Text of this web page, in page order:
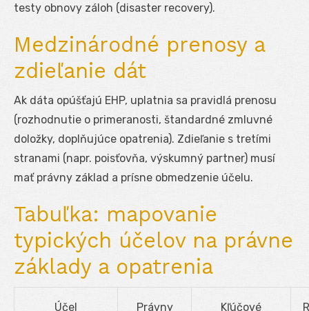
testy obnovy záloh (disaster recovery).
Medzinárodné prenosy a
zdieľanie dát
Ak dáta opúšťajú EHP, uplatnia sa pravidlá prenosu
(rozhodnutie o primeranosti, štandardné zmluvné
doložky, doplňujúce opatrenia). Zdieľanie s tretími
stranami (napr. poisťovňa, výskumný partner) musí
mať právny základ a prísne obmedzenie účelu.
Tabuľka: mapovanie
typických účelov na právne
základy a opatrenia
Účel
Právny
Kľúčové